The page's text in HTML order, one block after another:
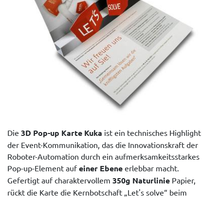
Die 3D Pop-up Karte Kuka ist ein technisches Highlight
der Event-Kommunikation, das die Innovationskraft der
Roboter-Automation durch ein aufmerksamkeitsstarkes
Pop-up-Element aufeiner Ebene erlebbar macht.
Gefertigt auf charaktervollem 350g Naturlinie Papier,
rückt die Karte die Kernbotschaft „Let's solve“ beim